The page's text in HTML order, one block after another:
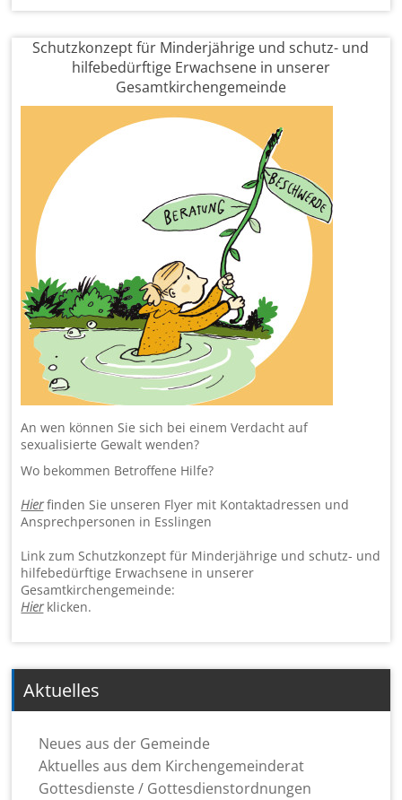
Schutzkonzept für Minderjährige und schutz- und
hilfebedürftige Erwachsene in unserer
Gesamtkirchengemeinde
An wen können Sie sich bei einem Verdacht auf
sexualisierte Gewalt wenden?
Wo bekommen Betroffene Hilfe?
Hierfinden Sie unseren Flyer mit Kontaktadressen und
Ansprechpersonen in Esslingen
Link zum Schutzkonzept für Minderjährige und schutz- und
hilfebedürftige Erwachsene in un­ser­er
Gesamtkirchengemeinde:
Hierklicken.
Aktuelles
Neues aus der Gemeinde
Aktuelles aus dem Kirchengemeinderat
Gottesdienste / Gottesdienstordnungen